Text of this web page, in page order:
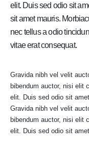
elit. Duis sed odio sit
sit amet mauris.
nec tellus a odio
vitae erat consequat.
Gravida nibh vel velit
bibendum auctor, nisi elit
elit. Duis sed odio sit
Gravida nibh vel velit
bibendum auctor, nisi elit
elit. Duis sed odio sit